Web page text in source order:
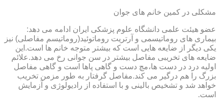
مشکلی در کمین خانم های جوان
عضو هیئت علمی دانشگاه علوم پزشکی ایران ادامه می دهد:
بیماری های روماتیسمی و آرتریت روماتوئید(روماتیسم مفاصلی) نیز
یکی دیگر از ضایعه هایی است که بیشتر متوجه خانم ها است.این
ضایعه های تخریبی مفاصل بیشتر در سن جوانی رخ می دهد.علائم
اولیه درد در دست ها،مچ دست و گاهی پاها است و گاهی مفاصل
بزرگ را هم درگیر می کند.مفاصل گرفتار به طور مزمن تخریب
خواهد شد و تشخیص بالینی و با استفاده از رادیولوژی و آزمایش
است.